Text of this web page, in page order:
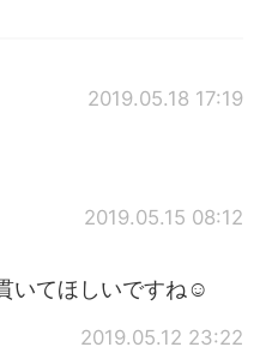
2019.05.18 17:19
2019.05.15 08:12
いてほしいですね☺
2019.05.12 23:22